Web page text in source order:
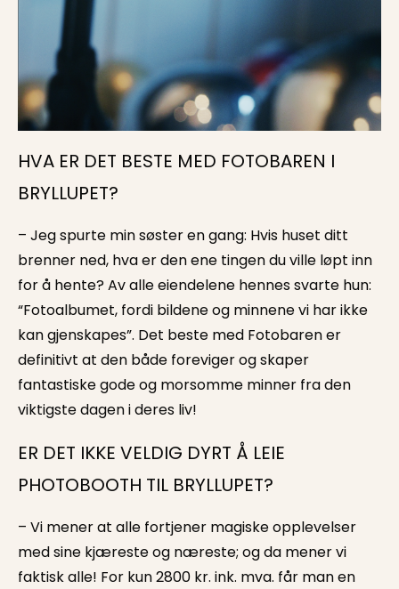
HVA ER DET BESTE MED FOTOBAREN I
BRYLLUPET?
– Jeg spurte min søster en gang: Hvis huset ditt
brenner ned, hva er den ene tingen du ville løpt inn
for å hente? Av alle eiendelene hennes svarte hun:
“Fotoalbumet, fordi bildene og minnene vi har ikke
kan gjenskapes”. Det beste med Fotobaren er
definitivt at den både foreviger og skaper
fantastiske gode og morsomme minner fra den
viktigste dagen i deres liv!
ER DET IKKE VELDIG DYRT Å LEIE
PHOTOBOOTH TIL BRYLLUPET?
– Vi mener at alle fortjener magiske opplevelser
med sine kjæreste og næreste; og da mener vi
faktisk alle! For kun 2800 kr. ink. mva. får man en